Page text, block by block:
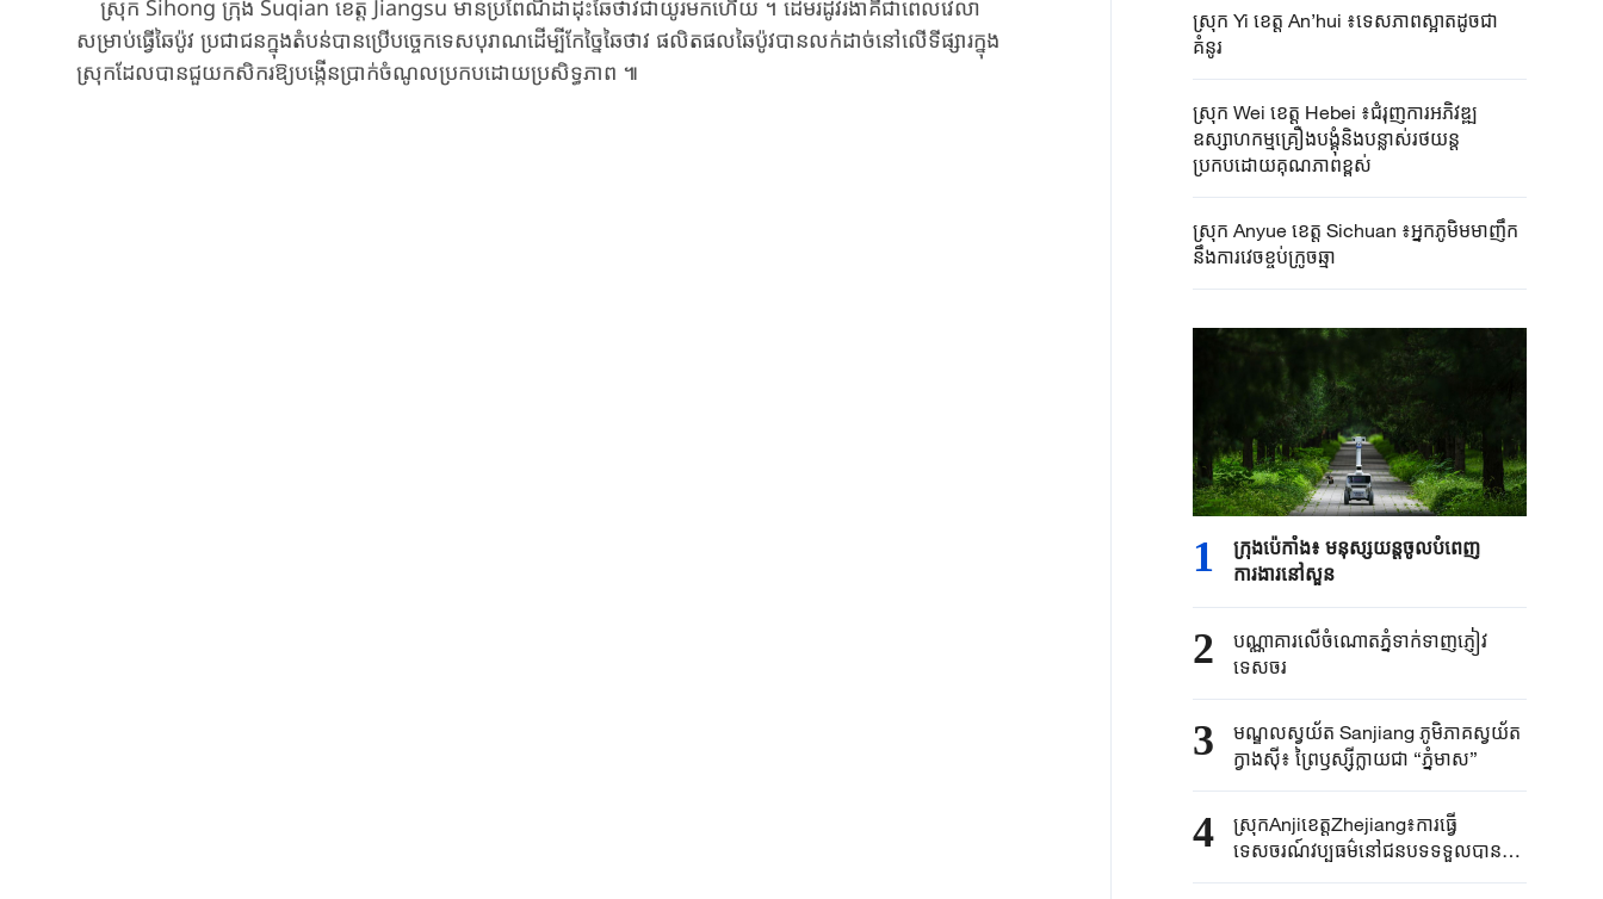
ស្រុក ​Sihong ​ក្រុង ​Suqian ​ខេត្ត ​Jiangsu ​មានប្រពៃណីដាំដុះឆៃថាវ​ជាយូរមកហើយ ​។ ​ដើម​រដូវ​រងា​គឺជា​ពេល​វេលា​
សម្រាប់​ធ្វើឆៃប៉ូវ ​ប្រជាជនក្នុងតំបន់​បាន​ប្រើបច្ចេកទេស​បុរាណ​ដើម្បី​កែច្នៃ​ឆៃ​ថាវ ​ផលិតផលឆៃប៉ូវ​បាន​លក់ដាច់​នៅលើ​ទីផ្សារក្នុង
ស្រុក​ដែល​បាន​ជួយ​កសិករ​ឱ្យ​បង្កើន​ប្រាក់​ចំណូល​ប្រកបដោយប្រសិទ្ធភាព ​៕​
ស្រុក Yi ខេត្ត An’hui ៖ទេសភាពស្អាតដូចជា
គំនូរ
ស្រុក Wei ខេត្ត Hebei ៖ជំរុញការអភិវឌ្ឍ
ឧស្សាហកម្មគ្រឿងបង្គុំនិងបន្លាស់រថយន្ត
ប្រកបដោយគុណភាពខ្ពស់
ស្រុក Anyue ខេត្ត Sichuan ៖អ្នកភូមិមមាញឹក
នឹងការវេចខ្ចប់ក្រូចឆ្មា
1
ក្រុងប៉េកាំង​៖ មនុស្សយន្ត​ចូលបំពេញ​
ការងារនៅសួន​​
2
បណ្ណាគារលើចំណោតភ្នំទាក់ទាញភ្ញៀវ
ទេសចរ
3
មណ្ឌលស្វយ័ត Sanjiang ភូមិភាគស្វយ័ត
ក្វាងស៊ី៖ ព្រៃឫស្ស៊ីក្លាយជា “ភ្នំមាស”
4
ស្រុកAnjiខេត្តZhejiang៖ការធ្វើ
ទេសចរណ៍វប្បធម៌នៅជនបទទទួលបានការ
ពេញនិយមក្នុងរដូវក្តៅ